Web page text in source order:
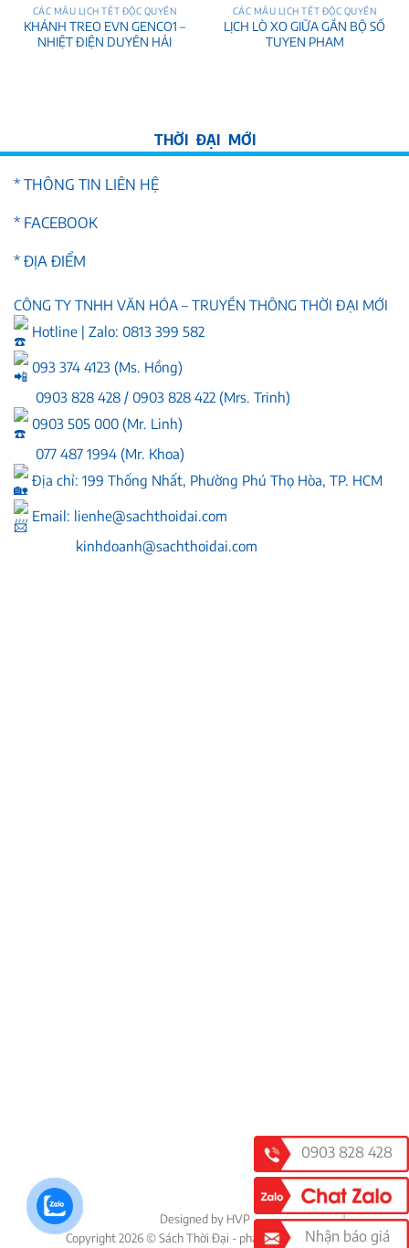
CÁC MẪU LỊCH TẾT ĐỘC QUYỀN
KHÁNH TREO EVN GENCO1 –
NHIỆT ĐIỆN DUYÊN HẢI
CÁC MẪU LỊCH TẾT ĐỘC QUYỀN
LỊCH LÒ XO GIỮA GẮN BỘ SỐ
TUYEN PHAM
* THÔNG TIN LIÊN HỆ
* FACEBOOK
* ĐỊA ĐIỂM
CÔNG TY TNHH VĂN HÓA – TRUYỀN THÔNG THỜI ĐẠI MỚI
Hotline | Zalo: 0813 399 582
093 374 4123 (Ms. Hồng)
0903 828 428 / 0903 828 422 (Mrs. Trinh)
0903 505 000 (Mr. Linh)
077 487 1994 (Mr. Khoa)
Địa chỉ: 199 Thống Nhất, Phường Phú Thọ Hòa, TP. HCM
Email: lienhe@sachthoidai.com
kinhdoanh@sachthoidai.com
Designed by HVP
Copyright 2026 © Sách Thời Đại - phát hành lịch- in ấn
0903 828 428
Nhận báo giá